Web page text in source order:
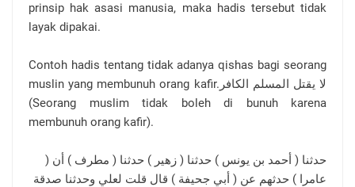
prinsip hak asasi manusia, maka hadis tersebut tidak
layak dipakai.
Contoh hadis tentang tidak adanya qishas bagi seorang
muslin yang membunuh orang kafir.لا يقتل المسلم الكافر
(Seorang muslim tidak boleh di bunuh karena
membunuh orang kafir).
عامرا ) حدثهم عن ( أبي جحيفة ) قال قلت لعلي وحدثنا صدقة